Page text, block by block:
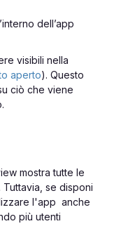
dell’app
visibili nella
aperto). Questo
ciò che viene
mostra tutte le
. Tuttavia, se disponi
l'app anche
più utenti